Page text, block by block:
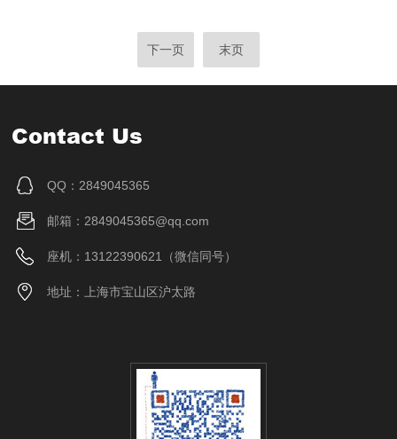
下一页 末页
Contact Us
QQ：2849045365
邮箱：2849045365@qq.com
座机：13122390621（微信同号）
地址：上海市宝山区沪太路